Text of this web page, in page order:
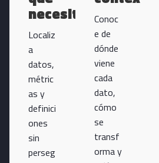
necesitas
Localiz
a
datos,
métric
as y
definici
ones
sin
perseg
Conoc
e de
dónde
viene
cada
dato,
cómo
se
transf
orma y